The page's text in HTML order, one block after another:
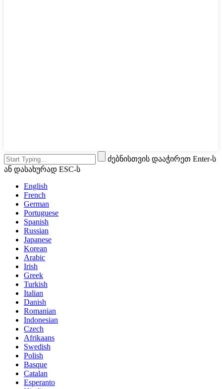
ძებნისთვის დააჭირეთ Enter-ს
ან დასახურად ESC-ს
English
French
German
Portuguese
Spanish
Russian
Japanese
Korean
Arabic
Irish
Greek
Turkish
Italian
Danish
Romanian
Indonesian
Czech
Afrikaans
Swedish
Polish
Basque
Catalan
Esperanto